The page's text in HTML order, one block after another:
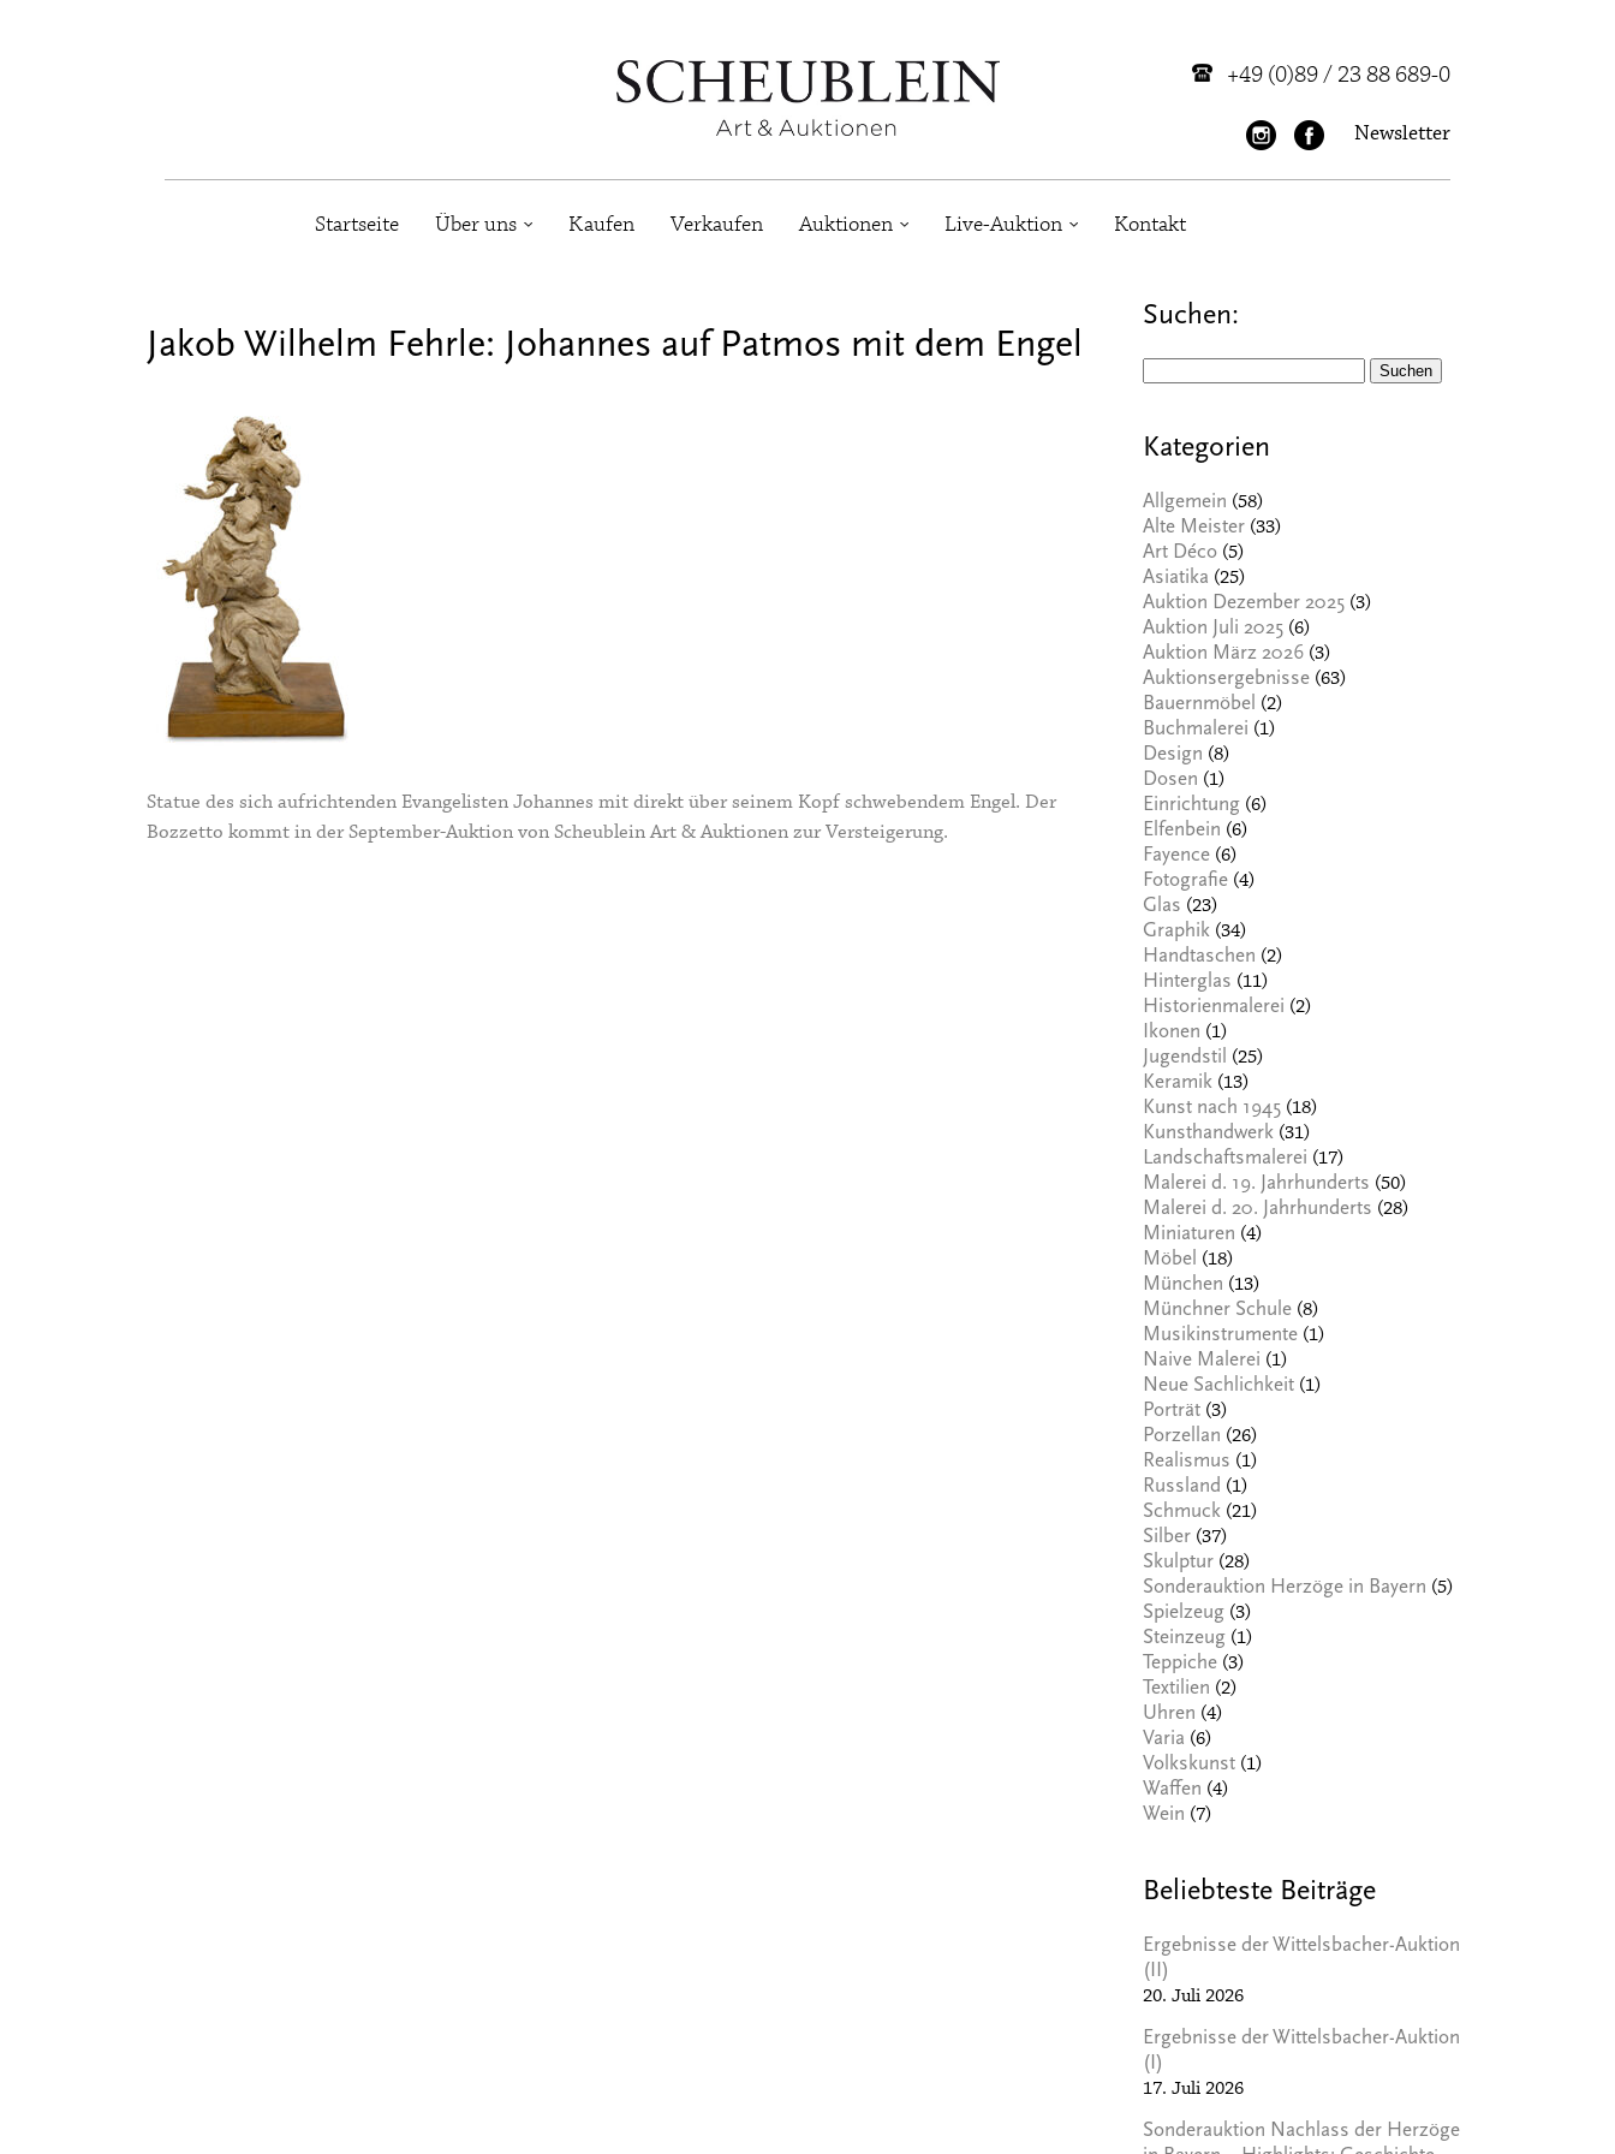
+49 (0)89 / 23 88 689-0
Newsletter
Startseite Über uns Kaufen Verkaufen Auktionen Live-Auktion Kontakt
Jakob Wilhelm Fehrle: Johannes auf Patmos mit dem Engel
Statue des sich aufrichtenden Evangelisten Johannes mit direkt über seinem Kopf schwebendem Engel. Der
Bozzetto kommt in der September-Auktion von Scheublein Art & Auktionen zur Versteigerung.
Suchen:
Kategorien
Allgemein (58)
Alte Meister (33)
Art Déco (5)
Asiatika (25)
Auktion Dezember 2025 (3)
Auktion Juli 2025 (6)
Auktion März 2026 (3)
Auktionsergebnisse (63)
Bauernmöbel (2)
Buchmalerei (1)
Design (8)
Dosen (1)
Einrichtung (6)
Elfenbein (6)
Fayence (6)
Fotografie (4)
Glas (23)
Graphik (34)
Handtaschen (2)
Hinterglas (11)
Historienmalerei (2)
Ikonen (1)
Jugendstil (25)
Keramik (13)
Kunst nach 1945 (18)
Kunsthandwerk (31)
Landschaftsmalerei (17)
Malerei d. 19. Jahrhunderts (50)
Malerei d. 20. Jahrhunderts (28)
Miniaturen (4)
Möbel (18)
München (13)
Münchner Schule (8)
Musikinstrumente (1)
Naive Malerei (1)
Neue Sachlichkeit (1)
Porträt (3)
Porzellan (26)
Realismus (1)
Russland (1)
Schmuck (21)
Silber (37)
Skulptur (28)
Sonderauktion Herzöge in Bayern (5)
Spielzeug (3)
Steinzeug (1)
Teppiche (3)
Textilien (2)
Uhren (4)
Varia (6)
Volkskunst (1)
Waffen (4)
Wein (7)
Beliebteste Beiträge
Ergebnisse der Wittelsbacher-Auktion
(II)
20. Juli 2026
Ergebnisse der Wittelsbacher-Auktion
(I)
17. Juli 2026
Sonderauktion Nachlass der Herzöge